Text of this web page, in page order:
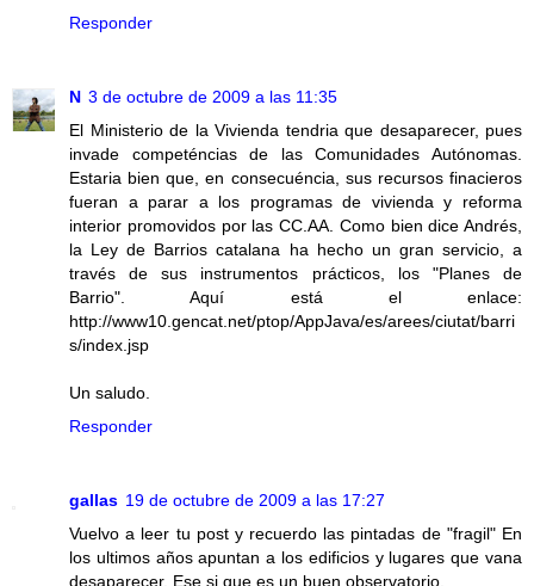
Responder
N 3 de octubre de 2009 a las 11:35
El Ministerio de la Vivienda tendria que desaparecer, pues
invade competéncias de las Comunidades Autónomas.
Estaria bien que, en consecuéncia, sus recursos finacieros
fueran a parar a los programas de vivienda y reforma
interior promovidos por las CC.AA. Como bien dice Andrés,
la Ley de Barrios catalana ha hecho un gran servicio, a
través de sus instrumentos prácticos, los "Planes de
Barrio". Aquí está el enlace:
http://www10.gencat.net/ptop/AppJava/es/arees/ciutat/barri
s/index.jsp
Un saludo.
Responder
gallas 19 de octubre de 2009 a las 17:27
Vuelvo a leer tu post y recuerdo las pintadas de "fragil" En
los ultimos años apuntan a los edificios y lugares que vana
desaparecer. Ese si que es un buen observatorio.